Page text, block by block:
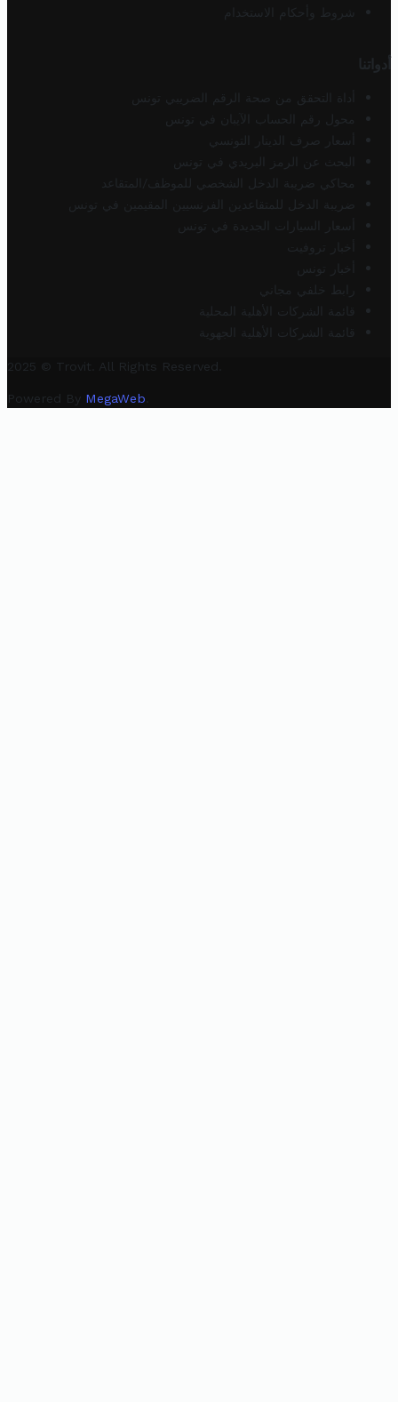
شروط وأحكام الاستخدام
أدواتنا
أداة التحقق من صحة الرقم الضريبي تونس
محول رقم الحساب الآيبان في تونس
أسعار صرف الدينار التونسي
البحث عن الرمز البريدي في تونس
محاكي ضريبة الدخل الشخصي للموظف/المتقاعد
ضريبة الدخل للمتقاعدين الفرنسيين المقيمين في تونس
أسعار السيارات الجديدة في تونس
أخبار تروفيت
أخبار تونس
رابط خلفي مجاني
قائمة الشركات الأهلية المحلية
قائمة الشركات الأهلية الجهوية
2025 © Trovit. All Rights Reserved.
Powered By MegaWeb